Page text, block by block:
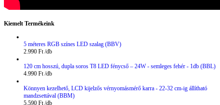
Kiemelt Termékeink
5 méteres RGB színes LED szalag (BBV)
2.990 Ft
120 cm hosszú, dupla soros T8 LED fénycső – 24W - semleges fehér - 1db (BBL)
4.990 Ft
Könnyen kezelhető, LCD kijelzős vérnyomásmérő karra - 22-32 cm-ig állítható
mandzsettával (BBM)
5.590 Ft